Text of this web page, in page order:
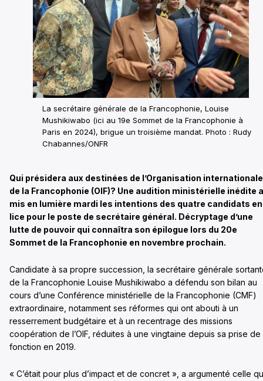
La secrétaire générale de la Francophonie, Louise
Mushikiwabo (ici au 19e Sommet de la Francophonie à
Paris en 2024), brigue un troisième mandat. Photo : Rudy
Chabannes/ONFR
Qui présidera aux destinées de l’Organisation internationale
de la Francophonie (OIF)? Une audition ministérielle inédite a
mis en lumière mardi les intentions des quatre candidats en
lice pour le poste de secrétaire général. Décryptage d’une
lutte de pouvoir qui connaîtra son épilogue lors du 20e
Sommet de la Francophonie en novembre prochain.
Candidate à sa propre succession, la secrétaire générale
de la Francophonie Louise Mushikiwabo a défendu son bilan au
cours d’une Conférence ministérielle de la Francophonie (CMF)
extraordinaire, notamment ses réformes qui ont abouti à un
resserrement budgétaire et à un recentrage des missions
coopération de l’OIF, réduites à une vingtaine depuis sa prise de
fonction en 2019.
« C’était pour plus d’impact et de concret », a argumenté celle